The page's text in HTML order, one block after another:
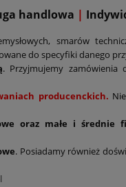
handlowa |
smarów
do specyfiki danego
. Przyjmujemy zamówienia
producenckich.
oraz małe i średnie
. Posiadamy również